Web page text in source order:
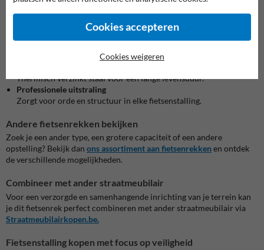
Steunbeugel met beschermlaag
Beschermt fietsen tegen omvallen en beschadiging.
Maakt het vastzetten van fietsen eenvoudig en veilig.
Thermisch verzinkt staal voor een lange levensduur.
Professionele uitstraling
Zorgt voor orde en structuur in elke fietsenstalling.
Andere fietsenrekken bekijken
Zoek je een ander type, een grotere capaciteit of een andere
opstelling? Bekijk dan ons assortiment aan fietsenrekken en ontdek
de verschillende mogelijkheden.
Combineer met ander straatmeubilair
Voor een verzorgde en samenhangende inrichting van je terrein kan
je dit fietsenrek perfect combineren met ander straatmeubilair via
Straatmeubilairkopen.be.
Fietsenstalling kopen met focus op veiligheid
Cookies accepteren
Cookies weigeren